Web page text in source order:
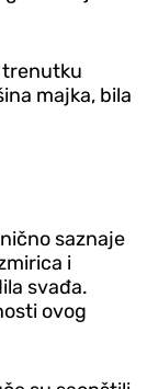
trenutku
majka, bila
saznaje
i
svađa.
ovog